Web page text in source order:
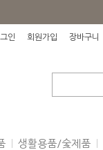
인 회원가입 장바구니
생활용품/숯제품